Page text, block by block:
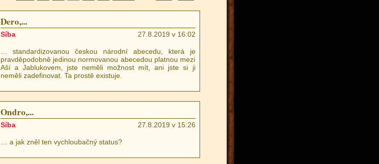
Dero,...
Síba 27.8.2019 v 16:02
… standardizovanou českou národní abecedu, která je
pravděpodobně jedinou normovanou abecedou platnou mezi
Aší a Jablukovem, jste neměli možnost mít, ani jste si ji
neměli zadefinovat. Ta prostě existuje.
Ondro,...
Síba 27.8.2019 v 15:26
… a jak zněl ten vychloubačný status?